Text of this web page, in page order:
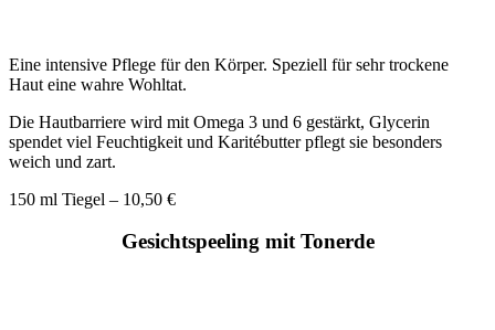
Eine intensive Pflege für den Körper. Speziell für sehr trockene
Haut eine wahre Wohltat.
Die Hautbarriere wird mit Omega 3 und 6 gestärkt, Glycerin
spendet viel Feuchtigkeit und Karitébutter pflegt sie besonders
weich und zart.
150 ml Tiegel – 10,50 €
Gesichtspeeling mit Tonerde